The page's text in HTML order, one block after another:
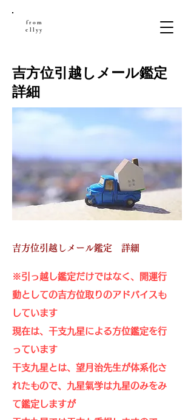
from
ellyy
吉方位引越しメール鑑定
詳細
吉方位引越しメール鑑定 詳細
※引っ越し鑑定だけではなく、開運行
動としての吉方位取りのアドバイスも
しています
現在は、干支九星による方位鑑定を行
っています
干支九星とは、望月治先生が体系化さ
れたもので、九星氣学は九星のみをみ
て鑑定しますが